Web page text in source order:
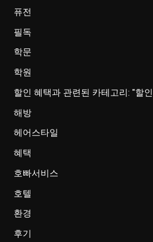
퓨전
필독
학문
학원
할인 혜택과 관련된 카테고리: "할
해방
헤어스타일
혜택
호빠서비스
호텔
환경
후기